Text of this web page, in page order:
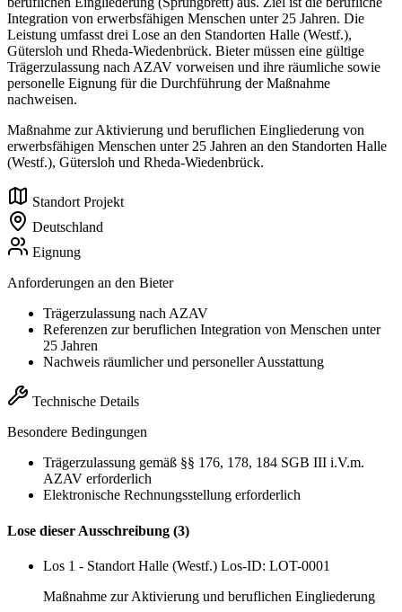
Integration von erwerbsfähigen Menschen unter 25 Jahren. Die
Leistung umfasst drei Lose an den Standorten Halle (Westf.),
Gütersloh und Rheda-Wiedenbrück. Bieter müssen eine gültige
Trägerzulassung nach AZAV vorweisen und ihre räumliche sowie
personelle Eignung für die Durchführung der Maßnahme
nachweisen.
Maßnahme zur Aktivierung und beruflichen Eingliederung von
erwerbsfähigen Menschen unter 25 Jahren an den Standorten Halle
(Westf.), Gütersloh und Rheda-Wiedenbrück.
Standort Projekt
Deutschland
Eignung
Anforderungen an den Bieter
Trägerzulassung nach AZAV
Referenzen zur beruflichen Integration von Menschen unter
25 Jahren
Nachweis räumlicher und personeller Ausstattung
Technische Details
Besondere Bedingungen
Trägerzulassung gemäß §§ 176, 178, 184 SGB III i.V.m.
AZAV erforderlich
Elektronische Rechnungsstellung erforderlich
Lose dieser Ausschreibung (3)
Los 1 - Standort Halle (Westf.) Los-ID: LOT-0001
Maßnahme zur Aktivierung und beruflichen Eingliederung